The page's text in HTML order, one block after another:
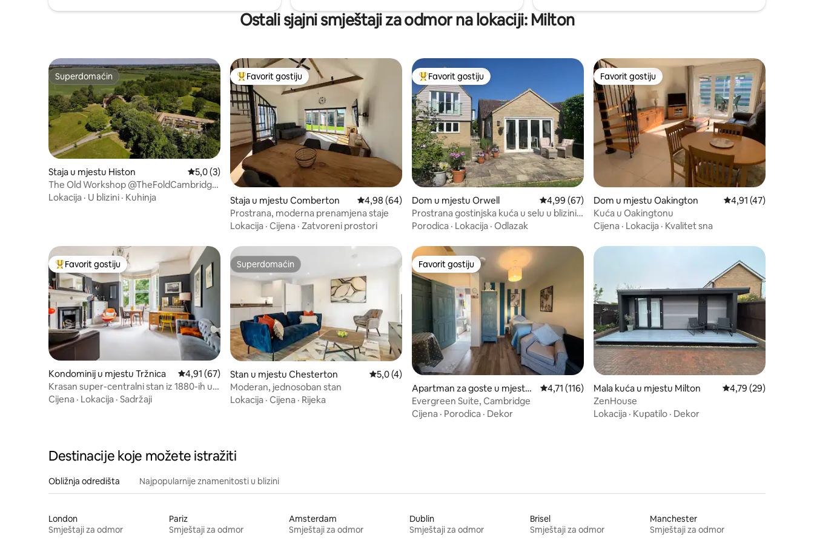
Ostali sjajni smještaji za odmor na lokaciji: Milton
Superdomaćin
Superdomaćin
Staja u mjestu Histon Prosječna ocjena: 5,0 od 5, recenzija: 3
5,0 (3)
The Old Workshop @TheFoldCambridge
privatno imanje
Lokacija · U blizini · Kuhinja
Glavni favorit gostiju
Favorit gostiju
Staja u mjestu Comberton Prosječna ocjena: 4,98 od 5, recenzija: 64
4,98 (64)
Prostrana, moderna prenamjena staje
Lokacija · Cijena · Zatvoreni prostori
Glavni favorit gostiju
Favorit gostiju
Dom u mjestu Orwell Prosječna ocjena: 4,99 od 5, recenzija: 67
4,99 (67)
Prostrana gostinjska kuća u selu u blizini
Cambridgea
Porodica · Lokacija · Odlazak
Favorit gostiju
Favorit gostiju
Dom u mjestu Oakington Prosječna ocjena:
4,91 (47)
Kuća u Oakingtonu
Cijena · Lokacija · Kvalitet sna
Glavni favorit gostiju
Favorit gostiju
Kondominij u mjestu Tržnica Prosječna ocjena: 4,91 od 5, recenzija: 67
4,91 (67)
Krasan super-centralni stan iz 1880-ih uz
rijeku/park
Cijena · Lokacija · Sadržaji
Superdomaćin
Superdomaćin
Stan u mjestu Chesterton Prosječna ocjena: 5,0 od 5, recenzija: 4
5,0 (4)
Moderan, jednosoban stan
Lokacija · Cijena · Rijeka
Favorit gostiju
Favorit gostiju
Apartman za goste u mjestu
Milton
Prosječna ocjena: 4,71 od 5, recenzija: 116
4,71 (116)
Evergreen Suite, Cambridge
Cijena · Porodica · Dekor
Mala kuća u mjestu Milton Prosječna ocjena:
4,79 (29)
ZenHouse
Lokacija · Kupatilo · Dekor
Destinacije koje možete istražiti
Obližnja odredišta Najpopularnije znamenitosti u blizini
London
Smještaji za odmor
Pariz
Smještaji za odmor
Amsterdam
Smještaji za odmor
Dublin
Smještaji za odmor
Brisel
Smještaji za odmor
Manchester
Smještaji za odmor